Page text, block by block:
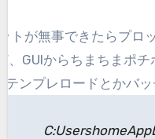
トが無事できたらプロ
、GUIからちまちまポ
テンプレロードとかバ